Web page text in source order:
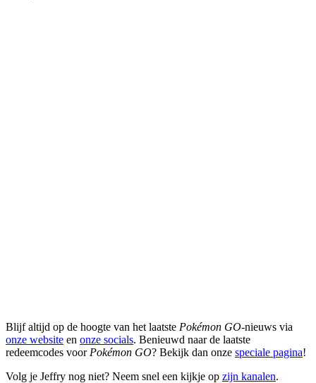
Blijf altijd op de hoogte van het laatste Pokémon GO-nieuws via
onze website en onze socials. Benieuwd naar de laatste
redeemcodes voor Pokémon GO? Bekijk dan onze speciale pagina!
Volg je Jeffry nog niet? Neem snel een kijkje op zijn kanalen.